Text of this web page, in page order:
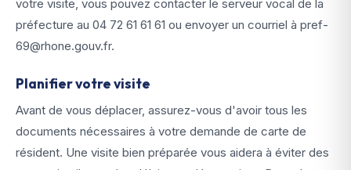
votre visite, vous pouvez contacter le serveur vocal de la
préfecture au 04 72 61 61 61 ou envoyer un courriel à pref-
69@rhone.gouv.fr.
Planifier votre visite
Avant de vous déplacer, assurez-vous d'avoir tous les
documents nécessaires à votre demande de carte de
résident. Une visite bien préparée vous aidera à éviter des